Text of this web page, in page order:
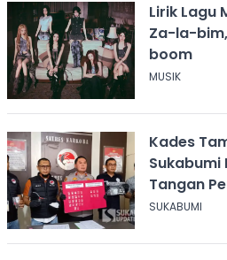
Lirik Lagu
Za-la-
boom
MUSIK
Kades
Sukabumi
Tangan
Narkoba
SUKABUMI